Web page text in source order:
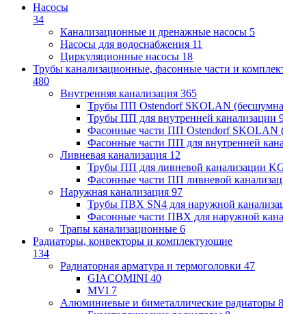
Насосы
34
Канализационные и дренажные насосы 5
Насосы для водоснабжения 11
Циркуляционные насосы 18
Трубы канализационные, фасонные части и
480
Внутренняя канализация 365
Трубы ПП Ostendorf SKOLAN
Трубы ПП для внутренней канализации
Фасонные части ПП Ostendorf SKOLAN
Фасонные части ПП для внутренней
Ливневая канализация 12
Трубы ПП для ливневой канализации
Фасонные части ПП ливневой
Наружная канализация 97
Трубы ПВХ SN4 для наружной
Фасонные части ПВХ для наружной
Трапы канализационные 6
Радиаторы, конвекторы и комплектующие
134
Радиаторная арматура и термоголовки 47
GIACOMINI 40
MVI 7
Алюминиевые и биметаллические радиаторы 8